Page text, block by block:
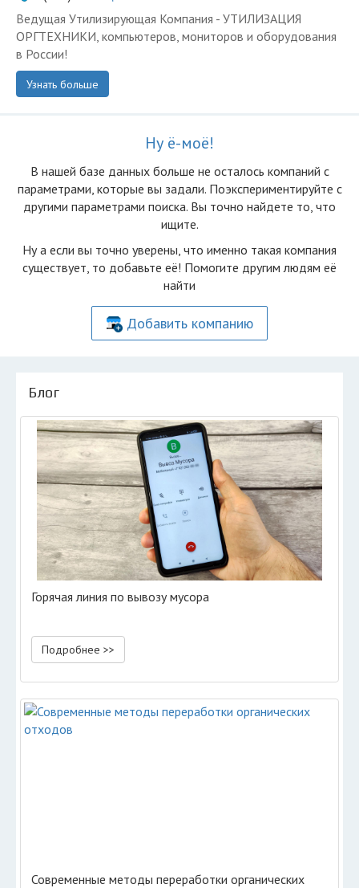
Ведущая Утилизирующая Компания - УТИЛИЗАЦИЯ
ОРГТЕХНИКИ, компьютеров, мониторов и оборудования
в России!
Узнать больше
Ну ё-моё!
В нашей базе данных больше не осталоcь компаний с
параметрами, которые вы задали. Поэкспериментируйте с
другими параметрами поиска. Вы точно найдете то, что
ищите.
Ну а если вы точно уверены, что именно такая компания
существует, то добавьте её! Помогите другим людям её
найти
Добавить компанию
Блог
Горячая линия по вывозу мусора
Подробнее >>
Современные методы переработки органических